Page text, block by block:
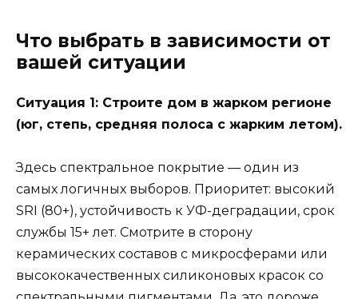
Что выбрать в зависимости от
вашей ситуации
Ситуация 1: Строите дом в жарком регионе
(юг, степь, средняя полоса с жарким летом).
Здесь спектральное покрытие — один из
самых логичных выборов. Приоритет: высокий
SRI (80+), устойчивость к УФ-деградации, срок
службы 15+ лет. Смотрите в сторону
керамических составов с микросферами или
высококачественных силиконовых красок со